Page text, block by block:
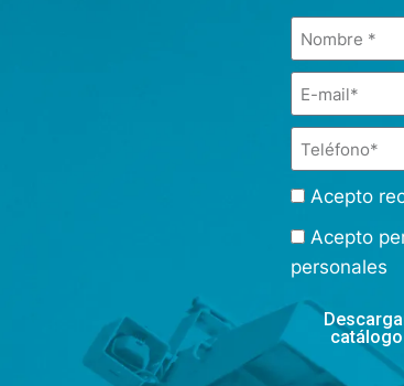
Acepto
Acepto
personales
catálogo